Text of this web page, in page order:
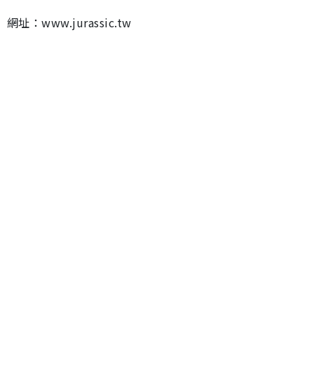
網址：www.jurassic.tw